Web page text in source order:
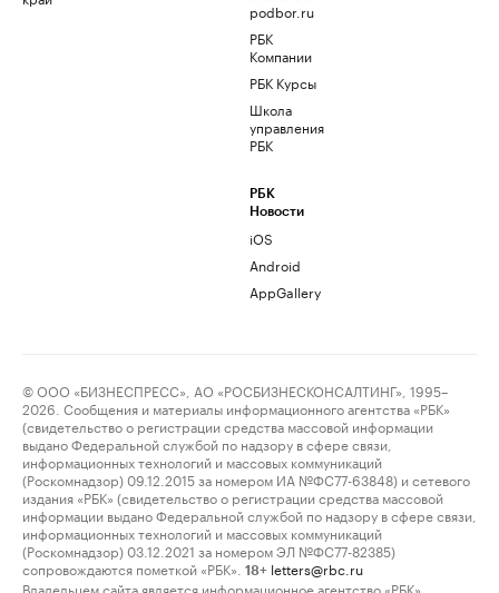
podbor.ru
РБК
Компании
РБК Курсы
Школа
управления
РБК
РБК
Новости
iOS
Android
AppGallery
© ООО «БИЗНЕСПРЕСС», АО «РОСБИЗНЕСКОНСАЛТИНГ», 1995–
2026. Сообщения и материалы информационного агентства «РБК»
(свидетельство о регистрации средства массовой информации
выдано Федеральной службой по надзору в сфере связи,
информационных технологий и массовых коммуникаций
(Роскомнадзор) 09.12.2015 за номером ИА №ФС77-63848) и сетевого
издания «РБК» (свидетельство о регистрации средства массовой
информации выдано Федеральной службой по надзору в сфере связи,
информационных технологий и массовых коммуникаций
(Роскомнадзор) 03.12.2021 за номером ЭЛ №ФС77-82385)
сопровождаются пометкой «РБК».
18+ letters@rbc.ru
Владельцем сайта является информационное агентство «РБК».